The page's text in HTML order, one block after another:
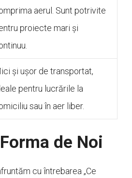
aerul. Sunt potrivite
proiecte mari și
și ușor de transportat,
pentru lucrările la
sau în aer liber.
de Noi
cu întrebarea „Ce